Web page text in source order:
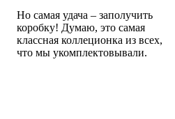
Но самая удача – заполучить
коробку! Думаю, это самая
классная коллеционка из всех,
что мы укомплектовывали.